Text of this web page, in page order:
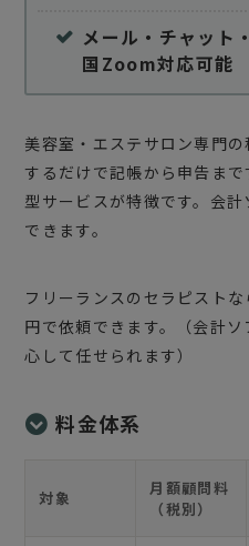
メール・チャット
国Zoom対応可能
美容室・エステサロン専門
するだけで記帳から申告ま
型サービスが特徴です。会
できます。
フリーランスのセラピスト
円で依頼できます。（会計
心して任せられます）
料金体系
対象
月額顧問料
（税別）